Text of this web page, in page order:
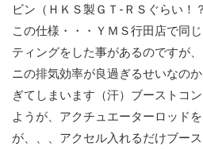
ビン（ＨＫＳ製ＧＴ-ＲＳぐらい！
この仕様・・・ＹＭＳ行田店で同
ティングをした事があるのですが
ニの排気効率が良過ぎるせいなの
ぎてしまいます（汗）ブーストコ
ようが、アクチュエーターロッド
が、、、アクセル入れるだけブー